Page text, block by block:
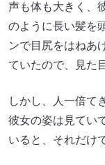
声も体も大きく、
のように長い髪を
ンで目尻をはねあ
ていたので、見た
しかし、人一倍て
彼女の姿は見てい
いると、それだけ